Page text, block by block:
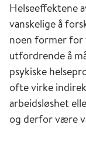
Antall
det
gruppen
flere
tidligere
For noen
Helseeffektene
vanskelige å
noen former for
utfordrende å
psykiske
ofte virke
arbeidsløshet
og derfor være